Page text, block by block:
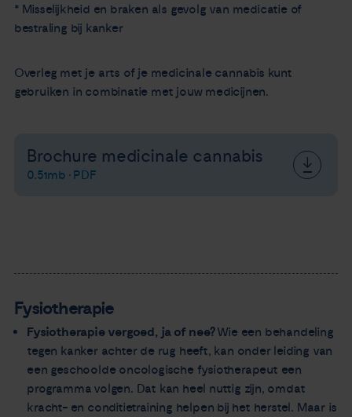
* Misselijkheid en braken als gevolg van medicatie of
bestraling bij kanker
Overleg met je arts of je medicinale cannabis kunt
gebruiken in combinatie met jouw medicijnen.
Brochure medicinale cannabis
0.51mb • PDF
Fysiotherapie
Fysiotherapie vergoed, ja of nee?Wie een behandeling
tegen kanker achter de rug heeft, kan onder leiding van
een geschoolde oncologische fysiotherapeut een
programma volgen. Dat kan heel nuttig zijn, omdat
kracht- en conditietraining helpen bij het herstel. Maar is